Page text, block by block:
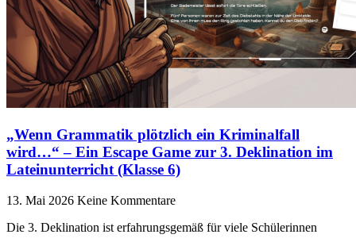
„Wenn Grammatik plötzlich ein Kriminalfall
wird…“ – Ein Escape Game zur 3. Deklination im
Lateinunterricht (Klasse 6)
13. Mai 2026 Keine Kommentare
Die 3. Deklination ist erfahrungsgemäß für viele Schülerinnen